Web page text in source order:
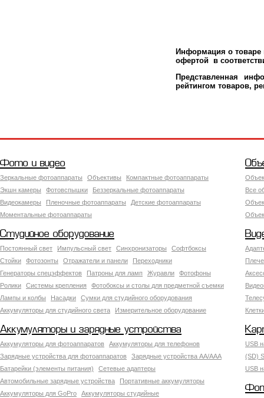
Информация о товаре
офертой в
Представленная
рейтингом товаров,
Фото и видео
Зеркальные фотоаппараты Объективы
Компактные фотоаппараты
Экшн камеры
Фотовспышки
Беззеркальные фотоаппараты
Видеокамеры
Пленочные фотоаппараты
Детские фотоаппараты
Моментальные фотоаппараты
Все
Студийное оборудование
Постоянный свет Импульсный свет Синхронизаторы
Софтбоксы
Стойки
Фотозонты Отражатели и панели
Переходники
Генераторы спецэффектов
Патроны для ламп Журавли
Фотофоны
Ролики
Системы крепления
Фотобоксы и столы для предметной съемки
Лампы и колбы
Насадки
Сумки для студийного оборудования
Аккумуляторы для студийного света
Измерительное оборудование
Аккумуляторы и зарядные устройства
Аккумуляторы для фотоаппаратов
Аккумуляторы для телефонов
Зарядные устройства для фотоаппаратов
Зарядные устройства AA/AAA
Батарейки (элементы питания)
Сетевые адаптеры
Автомобильные зарядные устройства
Портативные аккумуляторы
Аккумуляторы для GoPro
Аккумуляторы студийные
USB
(SD)
USB